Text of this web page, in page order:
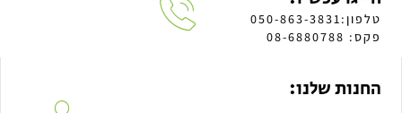
טלפון:050-863-3831
פקס: 08-6880788
החנות שלנו: